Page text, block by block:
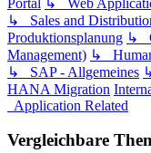
↳ Sales and
Produktionsplanung ↳
Management) ↳
↳ SAP - Allgemeines
HANA Migration
Application Related
Vergleichbare